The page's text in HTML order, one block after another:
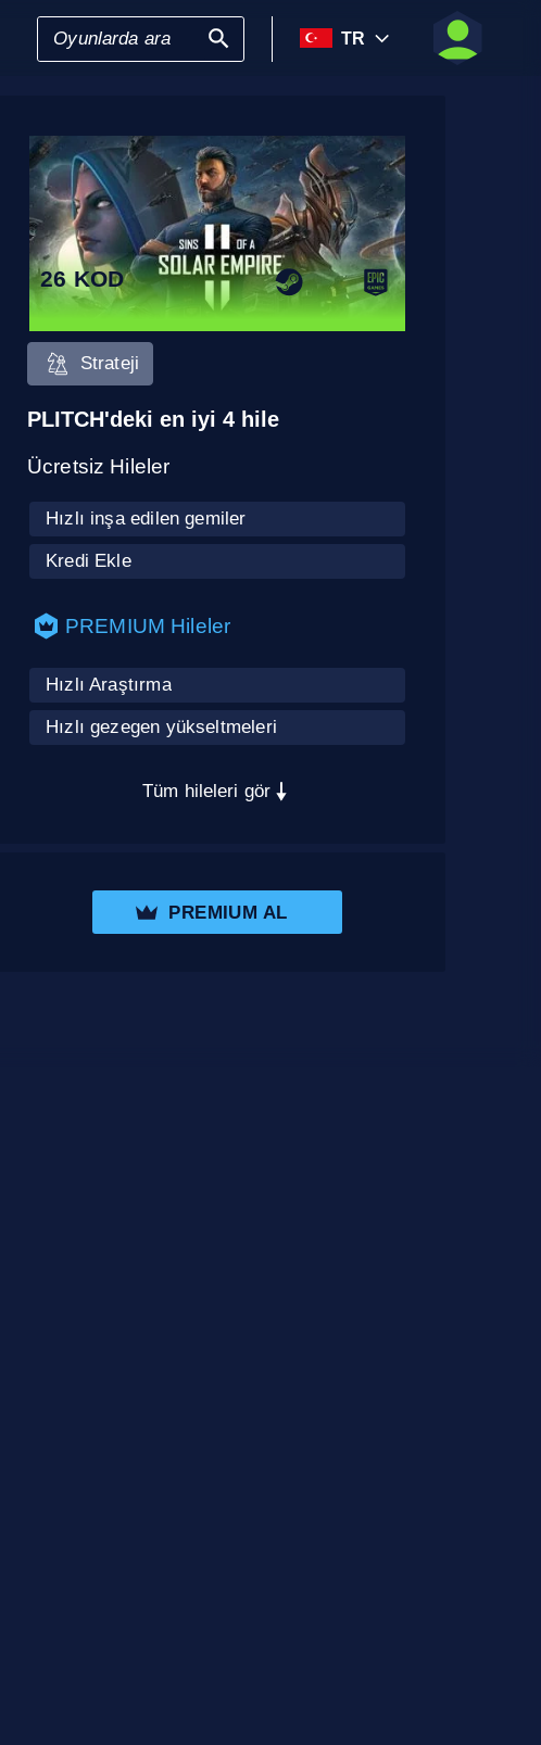
TR
26 KOD
Strateji
PLITCH'deki en iyi 4 hile
Ücretsiz Hileler
Hızlı inşa edilen gemiler
Kredi Ekle
PREMIUM Hileler
Hızlı Araştırma
Hızlı gezegen yükseltmeleri
Tüm hileleri gör
PREMIUM AL